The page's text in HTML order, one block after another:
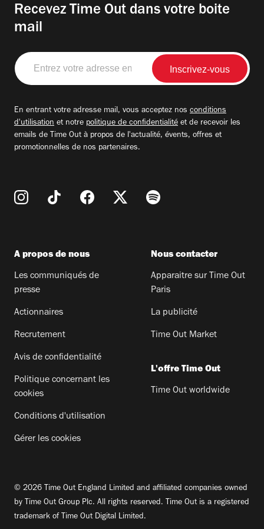
Recevez Time Out dans votre boite
mail
Entrez
votre
adresse
En entrant votre adresse mail, vous acceptez nos conditions
d'utilisation et notre politique de confidentialité et de recevoir les
emails de Time Out à propos de l'actualité, évents, offres et
promotionnelles de nos partenaires.
A propos de nous
Les communiqués de
presse
Actionnaires
Recrutement
Avis de confidentialité
Politique concernant les
cookies
Conditions d'utilisation
Gérer les cookies
Nous contacter
Apparaitre sur Time Out
Paris
La publicité
Time Out Market
L'offre Time Out
Time Out worldwide
© 2026 Time Out England Limited and affiliated companies owned
by Time Out Group Plc. All rights reserved. Time Out is a registered
trademark of Time Out Digital Limited.